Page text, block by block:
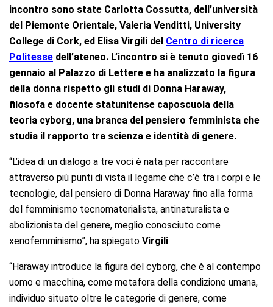
incontro sono state Carlotta Cossutta, dell’università
del Piemonte Orientale, Valeria Venditti, University
College di Cork, ed Elisa Virgili del Centro di ricerca
Politesse dell’ateneo. L’incontro si è tenuto giovedì 16
gennaio al Palazzo di Lettere e ha analizzato la figura
della donna rispetto gli studi di Donna Haraway,
filosofa e docente statunitense caposcuola della
teoria cyborg, una branca del pensiero femminista che
studia il rapporto tra scienza e identità di genere.
“L’idea di un dialogo a tre voci è nata per raccontare
attraverso più punti di vista il legame che c’è tra i corpi e le
tecnologie, dal pensiero di Donna Haraway fino alla forma
del femminismo tecnomaterialista, antinaturalista e
abolizionista del genere, meglio conosciuto come
xenofemminismo”, ha spiegato Virgili.
“Haraway introduce la figura del cyborg, che è al contempo
uomo e macchina, come metafora della condizione umana,
individuo situato oltre le categorie di genere, come